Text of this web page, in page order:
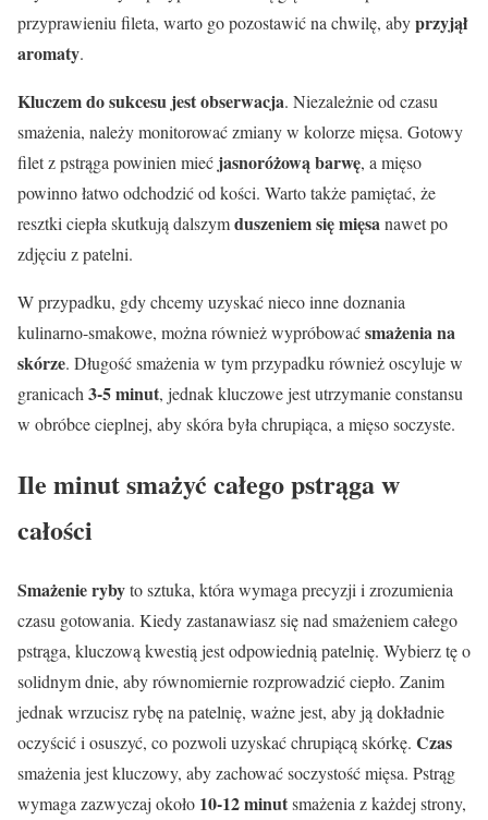
przyprawieniu fileta, warto go pozostawić na chwilę, abyprzyjął
aromaty.
Kluczem do sukcesu jest obserwacja. Niezależnie od czasu
smażenia, należy monitorować zmiany w kolorze mięsa. Gotowy
filet z pstrąga powinien mieć jasnoróżową barwę, a mięso
powinno łatwo odchodzić od kości. Warto także pamiętać, że
resztki ciepła skutkują dalszymduszeniem się mięsanawet po
zdjęciu z patelni.
W przypadku, gdy chcemy uzyskać nieco inne doznania
kulinarno-smakowe, można również wypróbowaćsmażenia na
skórze. Długość smażenia w tym przypadku również oscyluje w
granicach 3-5 minut, jednak kluczowe jest utrzymanie constansu
w obróbce cieplnej, aby skóra była chrupiąca, a mięso soczyste.
Ile minut smażyć całego pstrąga w
całości
Smażenie rybyto sztuka, która wymaga precyzji i zrozumienia
czasu gotowania. Kiedy zastanawiasz się nad smażeniem całego
pstrąga, kluczową kwestią jest odpowiednią patelnię. Wybierz tę o
solidnym dnie, aby równomiernie rozprowadzić ciepło. Zanim
jednak wrzucisz rybę na patelnię, ważne jest, aby ją dokładnie
oczyścić i osuszyć, co pozwoli uzyskać chrupiącą skórkę. Czas
smażenia jest kluczowy, aby zachować soczystość mięsa. Pstrąg
wymaga zazwyczaj około 10-12 minutsmażenia z każdej strony,